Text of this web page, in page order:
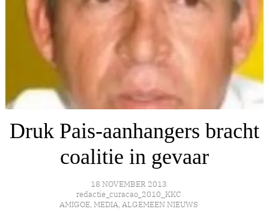
Druk Pais-aanhangers bracht
coalitie in gevaar
18 NOVEMBER 2013
redactie_curacao_2010_KKC
AMIGOE, MEDIA, ALGEMEEN NIEUWS